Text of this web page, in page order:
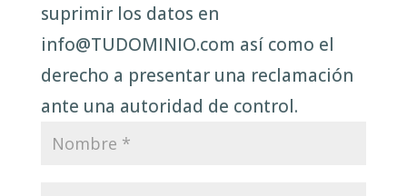
suprimir los datos en
info@TUDOMINIO.com así como el
derecho a presentar una reclamación
ante una autoridad de control.